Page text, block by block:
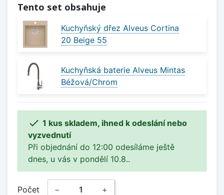
Tento set obsahuje
Kuchyňský dřez Alveus Cortina
20 Beige 55
Kuchyňská baterie Alveus Mintas
Béžová/Chrom
 1 kus skladem, ihned k odeslání nebo
vyzvednutí
Při objednání do 12:00 odesíláme ještě
dnes, u vás v pondělí 10.8..
Počet − +